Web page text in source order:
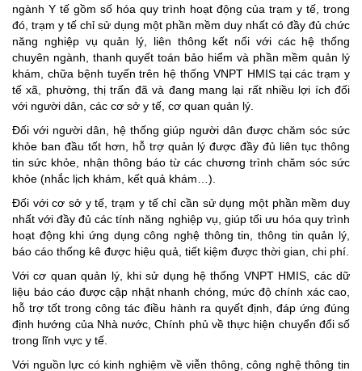
ngành Y tế gồm số hóa quy trình hoạt động của trạm y tế, trong
đó, trạm y tế chỉ sử dụng một phần mềm duy nhất có đầy đủ chức
năng nghiệp vụ quản lý, liên thông kết nối với các hệ thống
chuyên ngành, thanh quyết toán bảo hiểm và phần mềm quản lý
khám, chữa bệnh tuyến trên hệ thống VNPT HMIS tại các trạm y
tế xã, phường, thị trấn đã và đang mang lại rất nhiều lợi ích đối
với người dân, các cơ sở y tế, cơ quan quản lý.
Đối với người dân, hệ thống giúp người dân được chăm sóc sức
khỏe ban đầu tốt hơn, hỗ trợ quản lý được đầy đủ liên tục thông
tin sức khỏe, nhận thông báo từ các chương trình chăm sóc sức
khỏe (nhắc lịch khám, kết quả khám…).
Đối với cơ sở y tế, trạm y tế chỉ cần sử dụng một phần mềm duy
nhất với đầy đủ các tính năng nghiệp vụ, giúp tối ưu hóa quy trình
hoạt động khi ứng dụng công nghệ thông tin, thông tin quản lý,
báo cáo thống kê được hiệu quả, tiết kiệm được thời gian, chi phí.
Với cơ quan quản lý, khi sử dụng hệ thống VNPT HMIS, các dữ
liệu báo cáo được cập nhật nhanh chóng, mức độ chính xác cao,
hỗ trợ tốt trong công tác điều hành ra quyết định, đáp ứng đúng
định hướng của Nhà nước, Chính phủ về thực hiện chuyển đổi số
trong lĩnh vực y tế.
Với nguồn lực có kinh nghiệm về viễn thông, công nghệ thông tin